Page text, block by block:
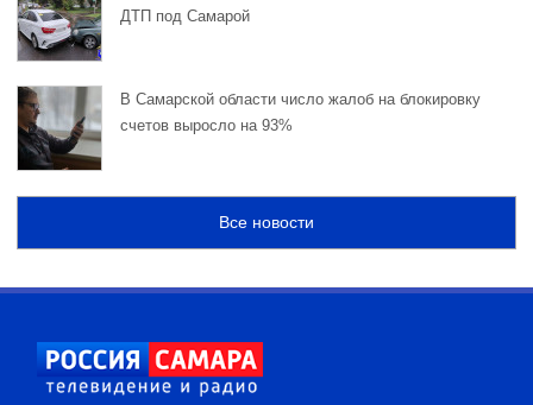
ДТП под Самарой
В Самарской области число жалоб на блокировку
счетов выросло на 93%
Все новости